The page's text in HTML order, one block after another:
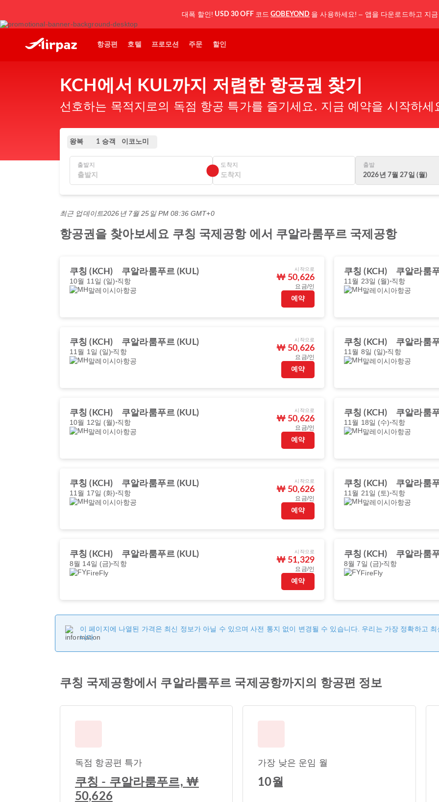
대폭 할인! USD 30 OFF 코드 GOBEYOND 을 사용하세요! – 앱을 다운로드하고 지
항공편 호텔 프로모션 주문 할인
KCH에서 KUL까지 저렴한 항공권 찾기
선호하는 목적지로의 독점 항공 특가를 즐기세요. 지금 예약을 시작하세
왕복 1 승객 이코노미
출발지 도착지
출발
2026년 7월 27일 (월)
최근 업데이트2026년 7월 25일 PM 08:36 GMT+0
항공권을 찾아보세요 쿠칭 국제공항 에서 쿠알라룸푸르 국제공항
쿠칭 (KCH) 쿠알라룸푸르 (KUL)
10월 11일 (일) 직항
말레이시아항공
시작으로
₩ 50,626
요금/인
예약
쿠칭 (KCH) 쿠알라룸
11월 23일 (월) 직항
말레이시아항공
쿠칭 (KCH) 쿠알라룸푸르 (KUL)
11월 1일 (일) 직항
말레이시아항공
시작으로
₩ 50,626
요금/인
예약
쿠칭 (KCH) 쿠알라룸
11월 8일 (일) 직항
말레이시아항공
쿠칭 (KCH) 쿠알라룸푸르 (KUL)
10월 12일 (월) 직항
말레이시아항공
시작으로
₩ 50,626
요금/인
예약
쿠칭 (KCH) 쿠알라룸
11월 18일 (수) 직항
말레이시아항공
쿠칭 (KCH) 쿠알라룸푸르 (KUL)
11월 17일 (화) 직항
말레이시아항공
시작으로
₩ 50,626
요금/인
예약
쿠칭 (KCH) 쿠알라룸
11월 21일 (토) 직항
말레이시아항공
쿠칭 (KCH) 쿠알라룸푸르 (KUL)
8월 14일 (금) 직항
FireFly
시작으로
₩ 51,329
요금/인
예약
쿠칭 (KCH) 쿠알라룸
8월 7일 (금) 직항
FireFly
이 페이지에 나열된 가격은 최신 정보가 아닐 수 있으며 사전 통지 없이 변경될 수 있습니다. 우리는 가장 정확하고
니다.
쿠칭 국제공항에서 쿠알라룸푸르 국제공항까지의 항공편 정보
독점 항공편 특가
쿠칭 - 쿠알라룸푸르, ₩
50,626
가장 낮은 운임 월
10월